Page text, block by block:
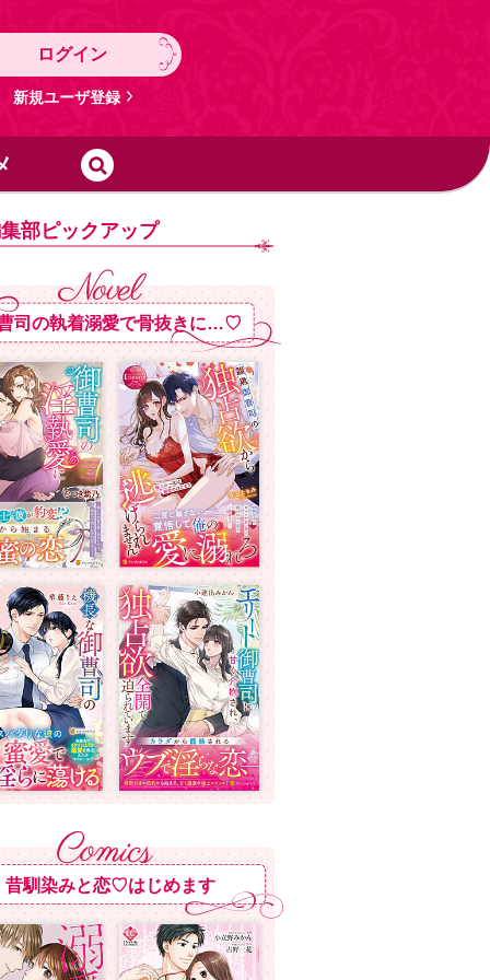
ログイン
新規ユーザ登録
部ピックアップ
司の執着溺愛で骨抜きに…♡
昔馴染みと恋♡はじめます